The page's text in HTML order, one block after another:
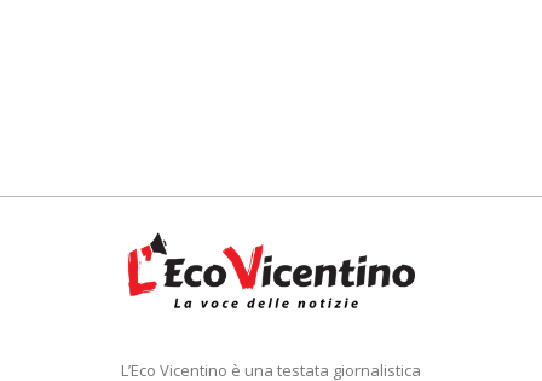
L’Eco Vicentino è una testata giornalistica